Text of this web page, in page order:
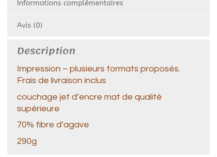
Informations complémentaires
Avis (0)
Description
Impression – plusieurs formats proposés.
Frais de livraison inclus
couchage jet d’encre mat de qualité
supérieure
70% fibre d’agave
290g